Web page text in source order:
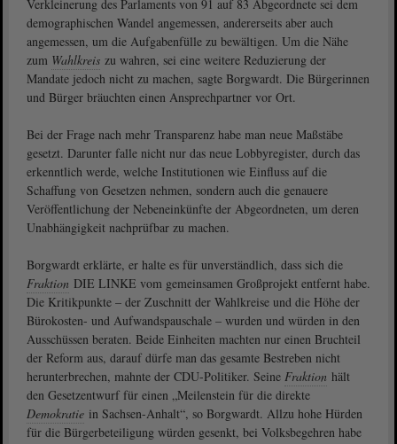
Verkleinerung des Parlaments von 91 auf 83 Abgeordnete sei dem
demographischen Wandel angemessen, andererseits aber auch
angemessen, um die Aufgabenfülle zu bewältigen. Um die Nähe
zum Wahlkreis zu wahren, sei eine weitere Reduzierung der
Mandate jedoch nicht zu machen, sagte Borgwardt. Die Bürgerinnen
und Bürger bräuchten einen Ansprechpartner vor Ort.
Bei der Frage nach mehr Transparenz habe man neue Maßstäbe
gesetzt. Darunter falle nicht nur das neue Lobbyregister, durch das
erkenntlich werde, welche Institutionen wie Einfluss auf die
Schaffung von Gesetzen nehmen, sondern auch die genauere
Veröffentlichung der Nebeneinkünfte der Abgeordneten, um deren
Unabhängigkeit nachprüfbar zu machen.
Borgwardt erklärte, er halte es für unverständlich, dass sich die
Fraktion DIE LINKE vom gemeinsamen Großprojekt entfernt habe.
Die Kritikpunkte – der Zuschnitt der Wahlkreise und die Höhe der
Bürokosten- und Aufwandspauschale – wurden und würden in den
Ausschüssen beraten. Beide Einheiten machten nur einen Bruchteil
der Reform aus, darauf dürfe man das gesamte Bestreben nicht
herunterbrechen, mahnte der CDU-Politiker. Seine Fraktion hält
den Gesetzentwurf für einen „Meilenstein für die direkte
Demokratie in Sachsen-Anhalt“, so Borgwardt. Allzu hohe Hürden
für die Bürgerbeteiligung würden gesenkt, bei Volksbegehren habe